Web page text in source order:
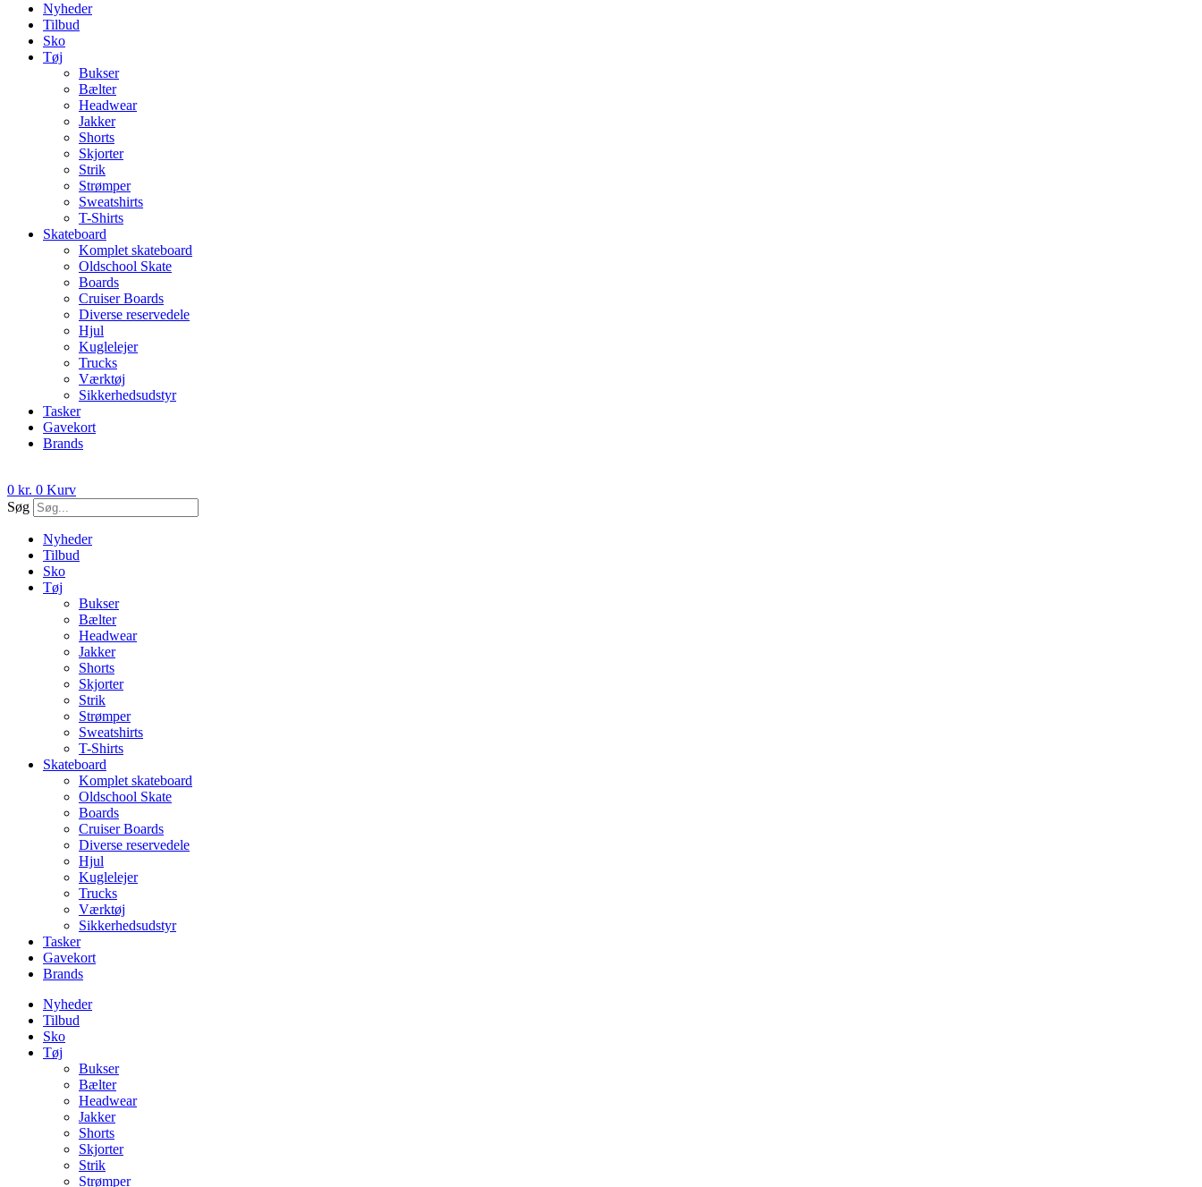
Nyheder
Tilbud
Sko
Tøj
Bukser
Bælter
Headwear
Jakker
Shorts
Skjorter
Strik
Strømper
Sweatshirts
T-Shirts
Skateboard
Komplet skateboard
Oldschool Skate
Boards
Cruiser Boards
Diverse reservedele
Hjul
Kuglelejer
Trucks
Værktøj
Sikkerhedsudstyr
Tasker
Gavekort
Brands
0 kr. 0 Kurv
Søg
Nyheder
Tilbud
Sko
Tøj
Bukser
Bælter
Headwear
Jakker
Shorts
Skjorter
Strik
Strømper
Sweatshirts
T-Shirts
Skateboard
Komplet skateboard
Oldschool Skate
Boards
Cruiser Boards
Diverse reservedele
Hjul
Kuglelejer
Trucks
Værktøj
Sikkerhedsudstyr
Tasker
Gavekort
Brands
Nyheder
Tilbud
Sko
Tøj
Bukser
Bælter
Headwear
Jakker
Shorts
Skjorter
Strik
Strømper